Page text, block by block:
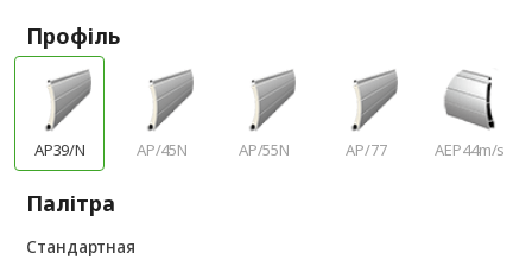
Профіль
AP39/N AP/45N AP/55N AP/77 AEP44m/s
Палітра
Стандартная